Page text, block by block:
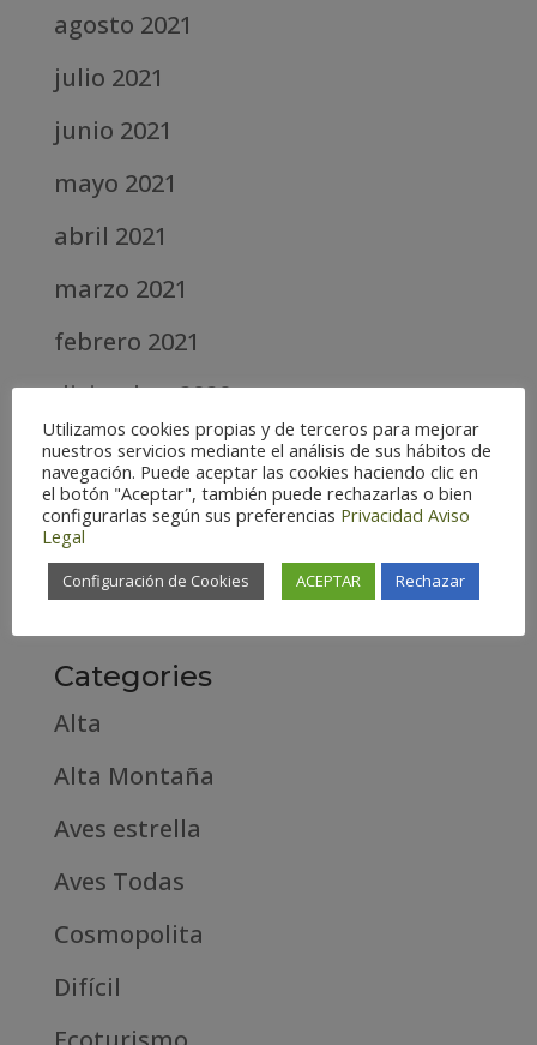
agosto 2021
julio 2021
junio 2021
mayo 2021
abril 2021
marzo 2021
febrero 2021
diciembre 2020
abril 2020
marzo 2020
febrero 2019
septiembre 2018
Categories
Alta
Alta Montaña
Aves estrella
Aves Todas
Cosmopolita
Difícil
Utilizamos cookies propias y de terceros para mejorar
nuestros servicios mediante el análisis de sus hábitos de
navegación. Puede aceptar las cookies haciendo clic en
el botón "Aceptar", también puede rechazarlas o bien
configurarlas según sus preferencias Privacidad Aviso
Legal
Configuración de Cookies ACEPTAR Rechazar